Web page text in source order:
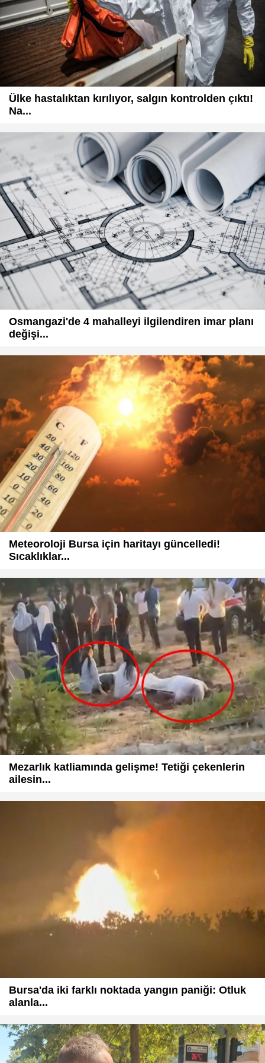
Ülke hastalıktan kırılıyor, salgın kontrolden çıktı!
Na...
Osmangazi'de 4 mahalleyi ilgilendiren imar planı
değişi...
Meteoroloji Bursa için haritayı güncelledi!
Sıcaklıklar...
Mezarlık katliamında gelişme! Tetiği çekenlerin
ailesin...
Bursa'da iki farklı noktada yangın paniği: Otluk
alanla...